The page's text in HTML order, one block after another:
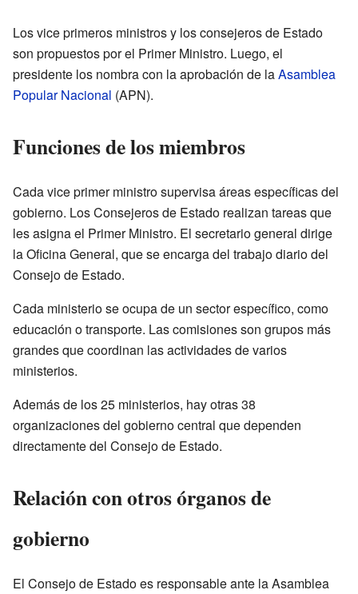
Los vice primeros ministros y los consejeros de Estado
son propuestos por el Primer Ministro. Luego, el
presidente los nombra con la aprobación de laAsamblea
Popular Nacional (APN).
Funciones de los miembros
Cada vice primer ministro supervisa áreas específicas del
gobierno. Los Consejeros de Estado realizan tareas que
les asigna el Primer Ministro. El secretario general dirige
la Oficina General, que se encarga del trabajo diario del
Consejo de Estado.
Cada ministerio se ocupa de un sector específico, como
educación o transporte. Las comisiones son grupos más
grandes que coordinan las actividades de varios
ministerios.
Además de los 25 ministerios, hay otras 38
organizaciones del gobierno central que dependen
directamente del Consejo de Estado.
Relación con otros órganos de
gobierno
El Consejo de Estado es responsable ante la Asamblea